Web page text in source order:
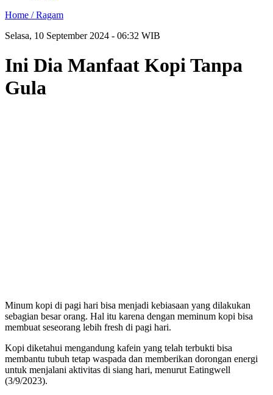
Home /Ragam
Selasa, 10 September 2024 - 06:32 WIB
Ini Dia Manfaat Kopi Tanpa
Gula
Minum kopi di pagi hari bisa menjadi kebiasaan yang dilakukan
sebagian besar orang. Hal itu karena dengan meminum kopi bisa
membuat seseorang lebih fresh di pagi hari.
Kopi diketahui mengandung kafein yang telah terbukti bisa
membantu tubuh tetap waspada dan memberikan dorongan energi
untuk menjalani aktivitas di siang hari, menurut Eatingwell
(3/9/2023).